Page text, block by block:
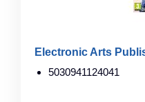
Electronic Arts
5030941124041